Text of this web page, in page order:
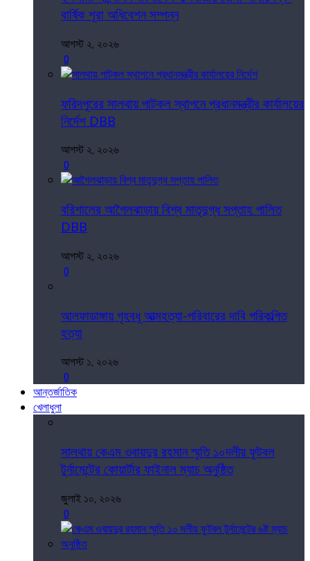
বার্ষিক শূরা অধিবেশন সম্পন্ন
আগস্ট ২, ২০২৬
0
ফরিদপুরের সালথায় পাটকল স্থাপনে প্রধানমন্ত্রীর কার্যালয়ের
নির্দেশ DBB
আগস্ট ২, ২০২৬
0
বরিশালের আগৈলঝাড়ায় বিশ্ব মাতৃদুগ্ধ সপ্তাহ পালিত
DBB
আগস্ট ২, ২০২৬
0
আলফাডাঙ্গায় গৃহবধূ আত্মহত্যা-পরিবারের দাবি পরিকল্পিত
হত্যা
আগস্ট ১, ২০২৬
0
আন্তর্জাতিক
খেলাধুলা
সালথায় কেএম ওবায়দুর রহমান স্মৃতি ১০দলীয় ফুটবল
টুর্নামেন্টের কোয়ার্টার ফাইনাল ম্যাচ অনুষ্ঠিত
জুলাই ১০, ২০২৬
0